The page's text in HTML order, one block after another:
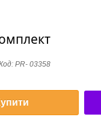
PR- 03358